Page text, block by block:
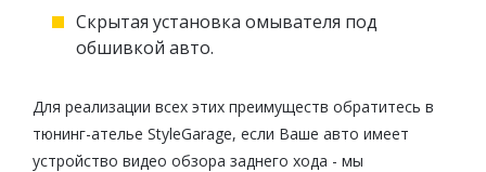
Скрытая установка омывателя под
обшивкой авто.
Для реализации всех этих преимуществ обратитесь в
тюнинг-ателье StyleGarage, если Ваше авто имеет
устройство видео обзора заднего хода - мы